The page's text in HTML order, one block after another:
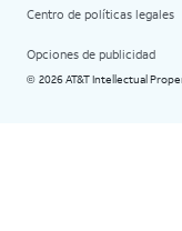
Centro de políticas legales
Opciones de publicidad
© 2026 AT&T Intellectual